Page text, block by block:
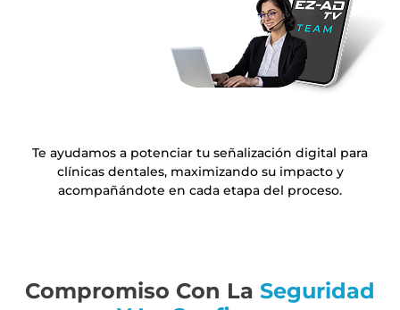
Te ayudamos a potenciar tu señalización digital para
clínicas dentales, maximizando su impacto y
acompañándote en cada etapa del proceso.
Compromiso Con La Seguridad